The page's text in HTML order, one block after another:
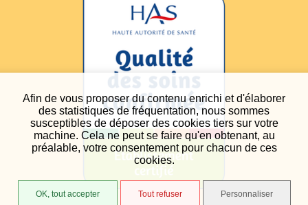
Afin de vous proposer du contenu enrichi et d'élaborer
des statistiques de fréquentation, nous sommes
susceptibles de déposer des cookies tiers sur votre
machine. Cela ne peut se faire qu'en obtenant, au
préalable, votre consentement pour chacun de ces
cookies.
OK, tout accepter Tout refuser Personnaliser